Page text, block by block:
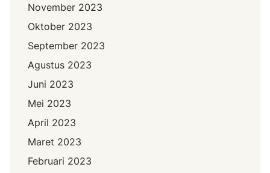
November 2023
Oktober 2023
September 2023
Agustus 2023
Juni 2023
Mei 2023
April 2023
Maret 2023
Februari 2023